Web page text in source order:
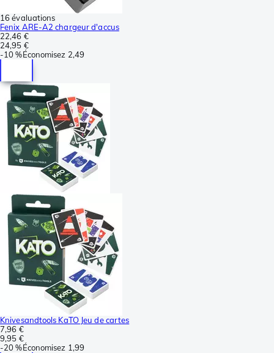
16 évaluations
Fenix ARE-A2 chargeur d'accus
22,46 €
24,95 €
-10 %Économisez 2,49
Knivesandtools KaTO Jeu de cartes
7,96 €
9,95 €
-20 %Économisez 1,99